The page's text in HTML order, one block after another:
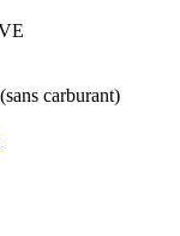
carburant)